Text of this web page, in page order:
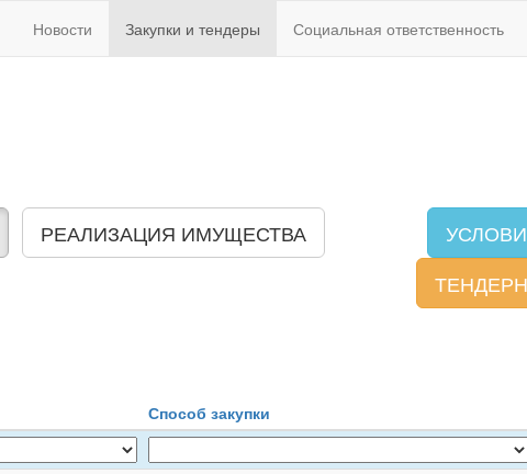
Новости Закупки и тендеры Социальная ответственность
РЕАЛИЗАЦИЯ ИМУЩЕСТВА
Способ закупки